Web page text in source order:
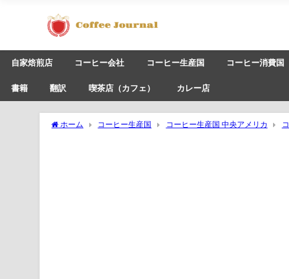
自家焙煎店 コーヒー会社 コーヒー生産国 コーヒー消費国
書籍 翻訳 喫茶店（カフェ） カレー店
ホーム コーヒー生産国 コーヒー生産国 中央アメリカ